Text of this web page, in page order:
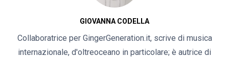
GIOVANNA CODELLA
Collaboratrice per GingerGeneration.it, scrive di musica
internazionale, d'oltreoceano in particolare; è autrice di